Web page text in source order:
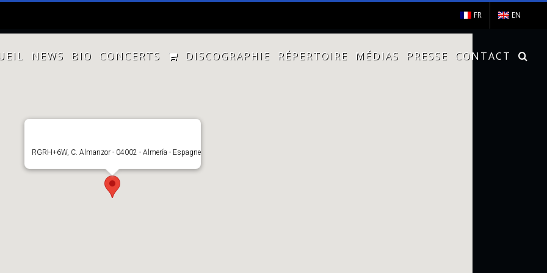
FR EN
NEWS BIO CONCERTS DISCOGRAPHIE RÉPERTOIRE MÉDIAS PRESSE CONTACT
RGRH+6W, C. Almanzor - 04002 - Almería - Espagne